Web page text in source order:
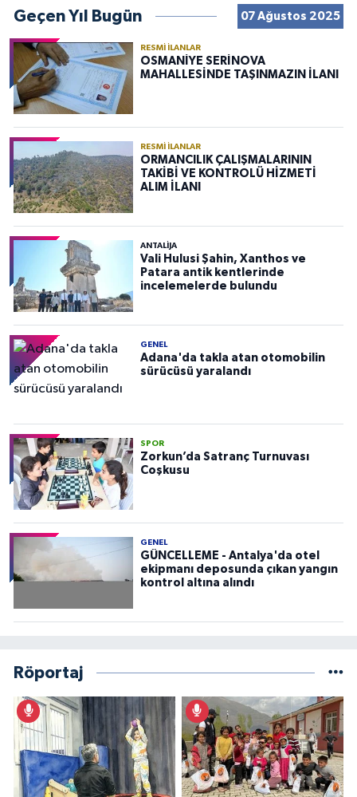
Geçen Yıl Bugün 07 Ağustos 2025
RESMI İLANLAR
OSMANİYE SERİNOVA
MAHALLESİNDE TAŞINMAZIN İLANI
RESMI İLANLAR
ORMANCILIK ÇALIŞMALARININ
TAKİBİ VE KONTROLÜ HİZMETİ
ALIM İLANI
ANTALIJA
Vali Hulusi Şahin, Xanthos ve
Patara antik kentlerinde
incelemelerde bulundu
GENEL
Adana'da takla atan otomobilin
sürücüsü yaralandı
SPOR
Zorkun’da Satranç Turnuvası
Coşkusu
GENEL
GÜNCELLEME - Antalya'da otel
ekipmanı deposunda çıkan yangın
kontrol altına alındı
Röportaj